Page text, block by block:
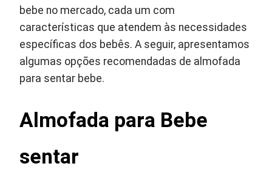
bebe no mercado, cada um com
características que atendem às necessidades
específicas dos bebês. A seguir, apresentamos
algumas opções recomendadas de almofada
para sentar bebe.
Almofada para Bebe
sentar